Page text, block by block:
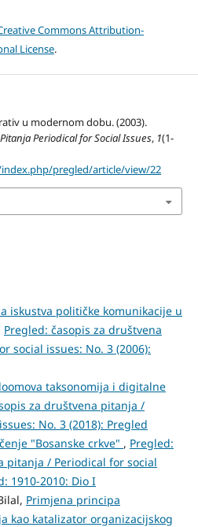
Commons Attribution-
License.
u modernom dobu. (2003).
Periodical for Social Issues, 1(1-
pregled/article/view/22
iskustva političke komunikacije u
Pregled: časopis za društvena
social issues: No. 3 (2006):
taksonomija i digitalne
za društvena pitanja /
No. 3 (2018): Pregled
"Bosanske crkve" , Pregled:
pitanja / Periodical for social
1910-2010: Dio I
Primjena principa
kao katalizator organizacijskog